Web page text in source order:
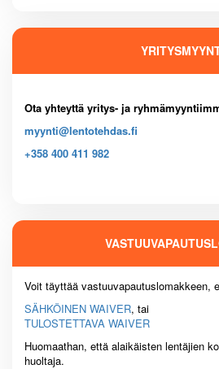
Ota yhteyttä yritys- ja
myynti@lentotehdas.fi
+358 400 411 982
Voit täyttää vastuuvapautuslomakkeen,
SÄHKÖINEN WAIVER, tai
TULOSTETTAVA WAIVER
Huomaathan, että alaikäisten lentäjien
huoltaja.